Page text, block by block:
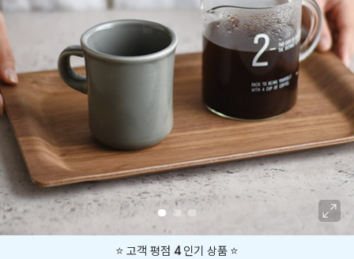
⭐️ 고객 평점 4인기 상품 ⭐️